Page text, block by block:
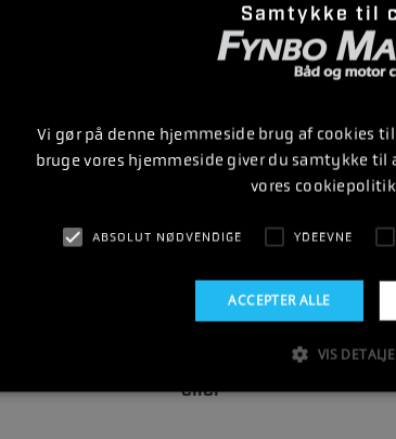
VÆGT MED DREV
Bliv kontaktet hurtigt muligt
Ring på 62 20 70 70
Åbningstider: Mandag - Fredag : 08:00 - 16:00, el. efter
eller
Samtykke til
Vi gør på denne hjemmeside brug af cookies
bruge vores hjemmeside giver du samtykke til
vores
ABSOLUT NØDVENDIGE YDEEVNE
ACCEPTER ALLE
VIS